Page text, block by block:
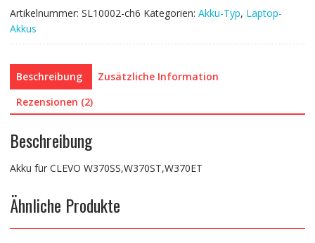
Artikelnummer: SL10002-ch6 Kategorien: Akku-Typ, Laptop-
Akkus
Beschreibung
Zusätzliche Information
Rezensionen (2)
Beschreibung
Akku für CLEVO W370SS,W370ST,W370ET
Ähnliche Produkte